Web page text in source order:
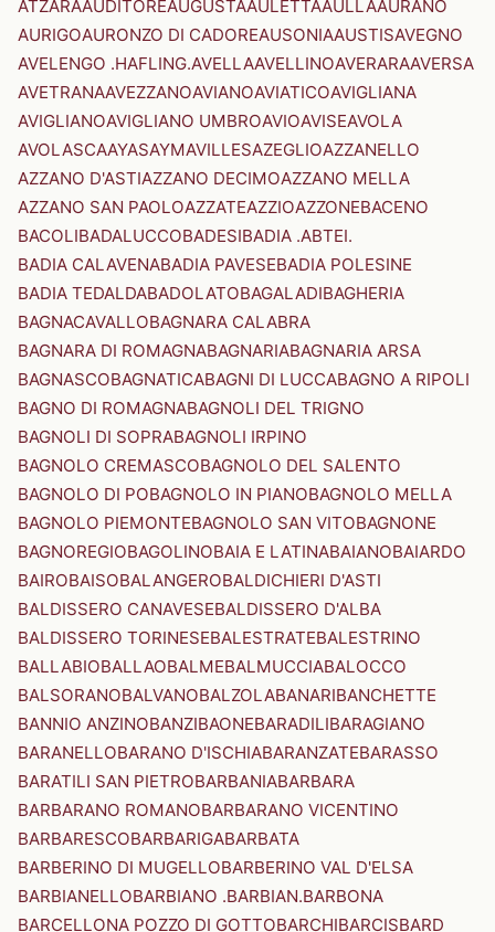
ATZARAAUDITOREAUGUSTAAULETTAAULLAAURANO
AURIGOAURONZO DI CADOREAUSONIAAUSTISAVEGNO
AVELENGO .HAFLING.AVELLAAVELLINOAVERARAAVERSA
AVETRANAAVEZZANOAVIANOAVIATICOAVIGLIANA
AVIGLIANOAVIGLIANO UMBROAVIOAVISEAVOLA
AVOLASCAAYASAYMAVILLESAZEGLIOAZZANELLO
AZZANO D'ASTIAZZANO DECIMOAZZANO MELLA
AZZANO SAN PAOLOAZZATEAZZIOAZZONEBACENO
BACOLIBADALUCCOBADESIBADIA .ABTEI.
BADIA CALAVENABADIA PAVESEBADIA POLESINE
BADIA TEDALDABADOLATOBAGALADIBAGHERIA
BAGNACAVALLOBAGNARA CALABRA
BAGNARA DI ROMAGNABAGNARIABAGNARIA ARSA
BAGNASCOBAGNATICABAGNI DI LUCCABAGNO A RIPOLI
BAGNO DI ROMAGNABAGNOLI DEL TRIGNO
BAGNOLI DI SOPRABAGNOLI IRPINO
BAGNOLO CREMASCOBAGNOLO DEL SALENTO
BAGNOLO DI POBAGNOLO IN PIANOBAGNOLO MELLA
BAGNOLO PIEMONTEBAGNOLO SAN VITOBAGNONE
BAGNOREGIOBAGOLINOBAIA E LATINABAIANOBAIARDO
BAIROBAISOBALANGEROBALDICHIERI D'ASTI
BALDISSERO CANAVESEBALDISSERO D'ALBA
BALDISSERO TORINESEBALESTRATEBALESTRINO
BALLABIOBALLAOBALMEBALMUCCIABALOCCO
BALSORANOBALVANOBALZOLABANARIBANCHETTE
BANNIO ANZINOBANZIBAONEBARADILIBARAGIANO
BARANELLOBARANO D'ISCHIABARANZATEBARASSO
BARATILI SAN PIETROBARBANIABARBARA
BARBARANO ROMANOBARBARANO VICENTINO
BARBARESCOBARBARIGABARBATA
BARBERINO DI MUGELLOBARBERINO VAL D'ELSA
BARBIANELLOBARBIANO .BARBIAN.BARBONA
BARCELLONA POZZO DI GOTTOBARCHIBARCISBARD